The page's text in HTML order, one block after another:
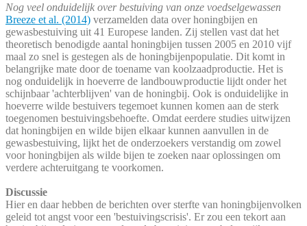
Nog veel onduidelijk over bestuiving van onze voedselgewassen
Breeze et al. (2014) verzamelden data over honingbijen en
gewasbestuiving uit 41 Europese landen. Zij stellen vast dat het
theoretisch benodigde aantal honingbijen tussen 2005 en 2010 vijf
maal zo snel is gestegen als de honingbijenpopulatie. Dit komt in
belangrijke mate door de toename van koolzaadproductie. Het is
nog onduidelijk in hoeverre de landbouwproductie lijdt onder het
schijnbaar 'achterblijven' van de honingbij. Ook is onduidelijke in
hoeverre wilde bestuivers tegemoet kunnen komen aan de sterk
toegenomen bestuivingsbehoefte. Omdat eerdere studies uitwijzen
dat honingbijen en wilde bijen elkaar kunnen aanvullen in de
gewasbestuiving, lijkt het de onderzoekers verstandig om zowel
voor honingbijen als wilde bijen te zoeken naar oplossingen om
verdere achteruitgang te voorkomen.
Discussie
Hier en daar hebben de berichten over sterfte van honingbijenvolken
geleid tot angst voor een 'bestuivingscrisis'. Er zou een tekort aan